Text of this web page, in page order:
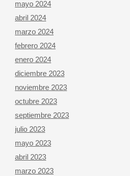
mayo 2024
abril 2024
marzo 2024
febrero 2024
enero 2024
diciembre 2023
noviembre 2023
octubre 2023
septiembre 2023
julio 2023
mayo 2023
abril 2023
marzo 2023